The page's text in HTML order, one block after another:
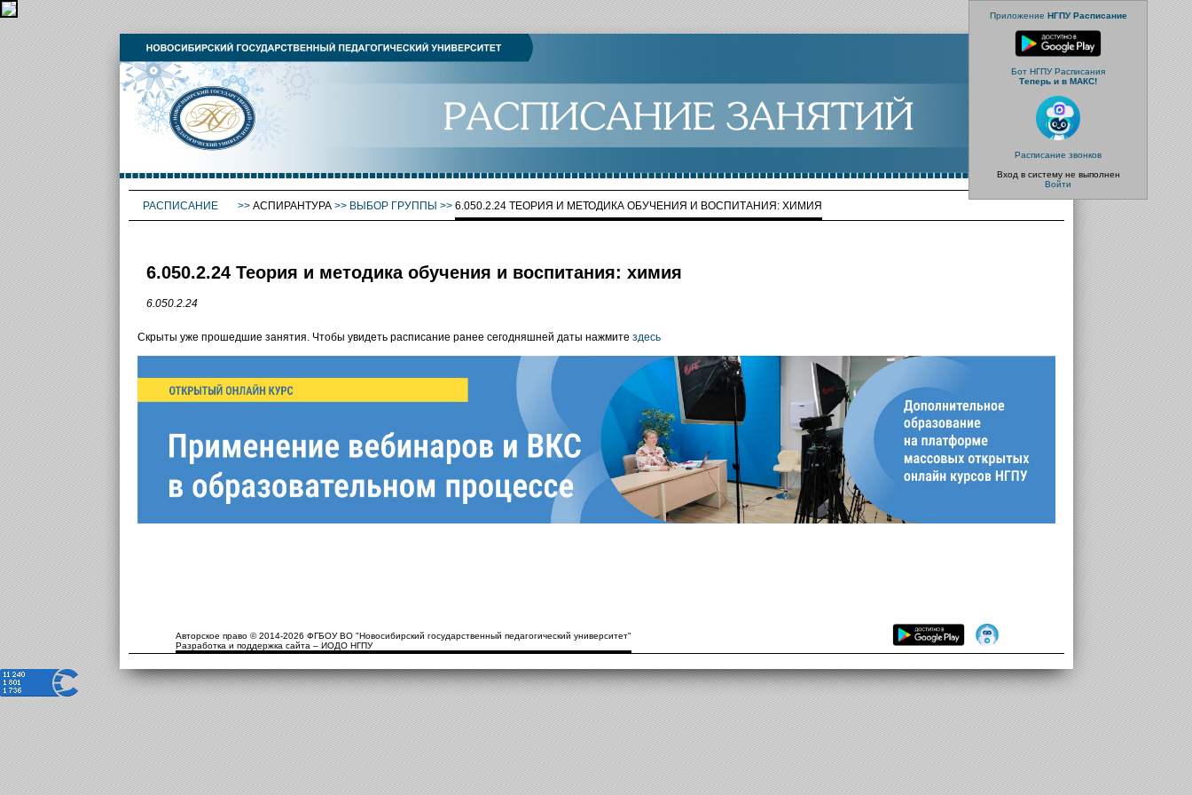
Приложение НГПУ Расписание
Бот НГПУ Расписания
Теперь и в МАКС!
Расписание звонков
Вход в систему не выполнен
Войти
РАСПИСАНИЕ >> АСПИРАНТУРА>> ВЫБОР ГРУППЫ >> 6.050.2.24 ТЕОРИЯ И МЕТОДИКА ОБУЧЕНИЯ И ВОСПИТАНИЯ: ХИМИЯ
6.050.2.24 Теория и методика обучения и воспитания: химия
6.050.2.24
Скрыты уже прошедшие занятия. Чтобы увидеть расписание ранее сегодняшней даты нажмите здесь
Авторское право © 2014-2026 ФГБОУ ВО "Новосибирский государственный педагогический университет"
Разработка и поддержка сайта – ИОДО НГПУ